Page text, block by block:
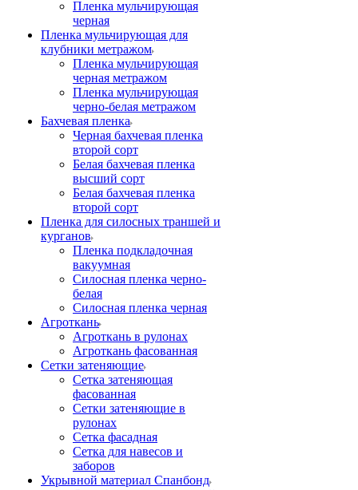
Пленка мульчирующая
черная
Пленка мульчирующая для
клубники метражом
Пленка мульчирующая
черная метражом
Пленка мульчирующая
черно-белая метражом
Бахчевая пленка
Черная бахчевая пленка
второй сорт
Белая бахчевая пленка
высший сорт
Белая бахчевая пленка
второй сорт
Пленка для силосных траншей и
курганов
Пленка подкладочная
вакуумная
Силосная пленка черно-
белая
Силосная пленка черная
Агроткань
Агроткань в рулонах
Агроткань фасованная
Сетки затеняющие
Сетка затеняющая
фасованная
Сетки затеняющие в
рулонах
Сетка фасадная
Сетка для навесов и
заборов
Укрывной материал Спанбонд